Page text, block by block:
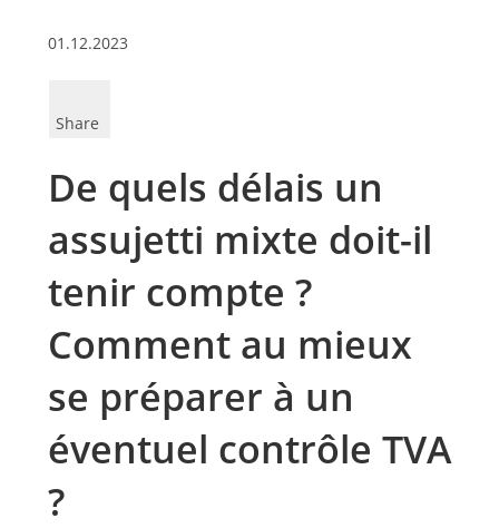
01.12.2023
Share
De quels délais un
assujetti mixte doit-il
tenir compte ?
Comment au mieux
se préparer à un
éventuel contrôle TVA
?